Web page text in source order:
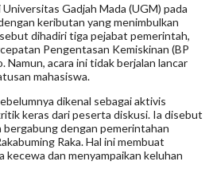
Gadjah Mada (UGM) pada
keributan yang menimbulkan
dihadiri tiga pejabat pemerintah,
Pengentasan Kemiskinan (BP
Namun, acara ini tidak berjalan lancar
mahasiswa.
dikenal sebagai aktivis
keras dari peserta diskusi. Ia disebut
bergabung dengan pemerintahan
Raka. Hal ini membuat
kecewa dan menyampaikan keluhan